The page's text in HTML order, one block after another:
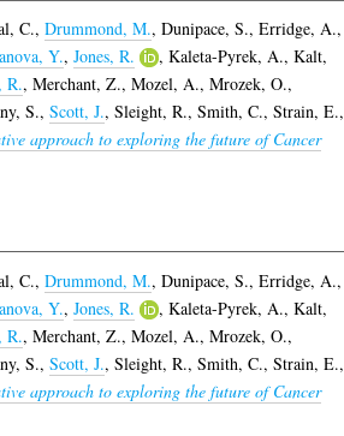
C., Drummond, M., Dunipace, S., Erridge, A.,
Y., Jones, R. , Kaleta-Pyrek, A., Kalt,
R., Merchant, Z., Mozel, A., Mrozek, O.,
S., Scott, J., Sleight, R., Smith, C., Strain, E.,
approach to exploring the future of Cancer
C., Drummond, M., Dunipace, S., Erridge, A.,
Y., Jones, R. , Kaleta-Pyrek, A., Kalt,
R., Merchant, Z., Mozel, A., Mrozek, O.,
S., Scott, J., Sleight, R., Smith, C., Strain, E.,
approach to exploring the future of Cancer